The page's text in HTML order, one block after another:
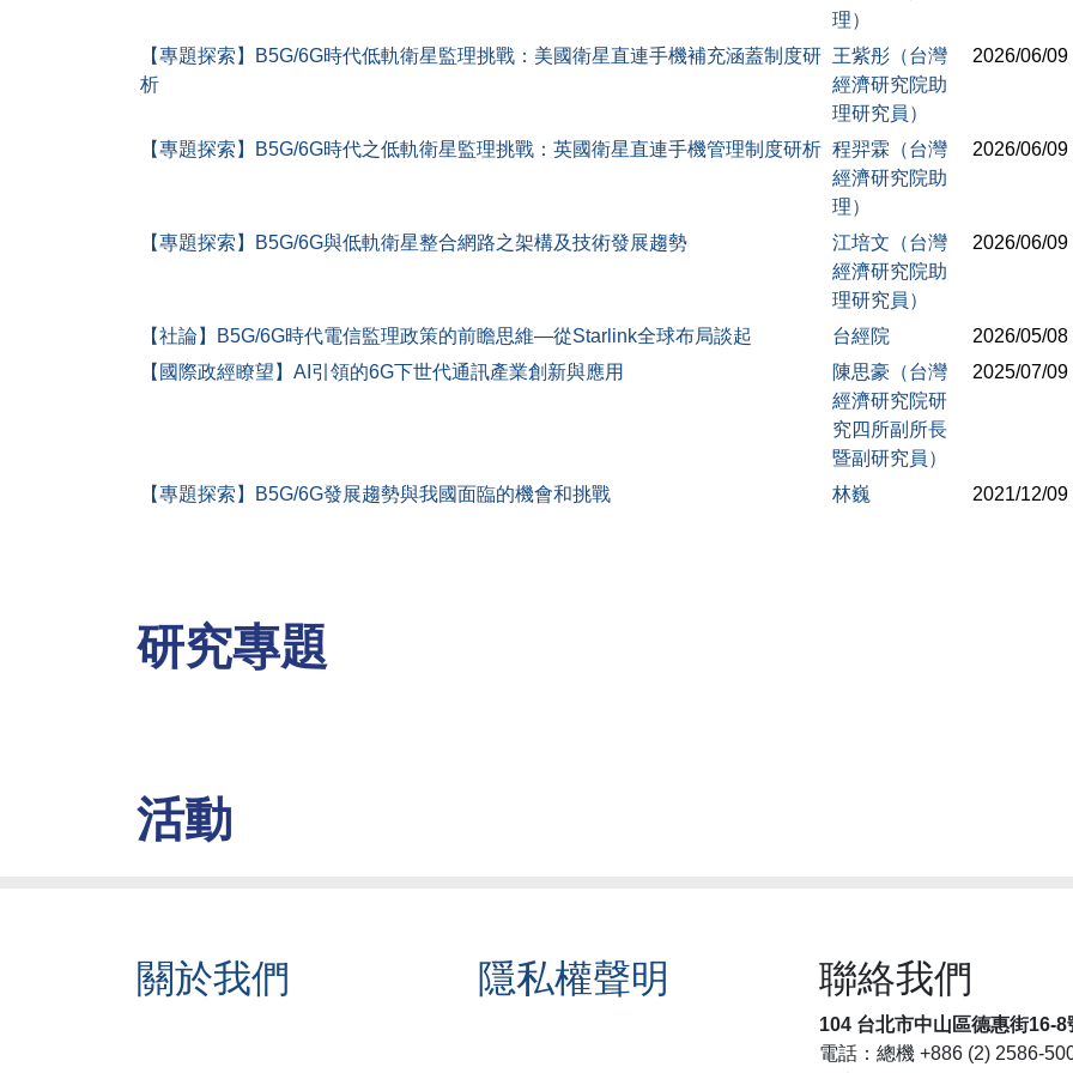
理）
【專題探索】B5G/6G時代低軌衛星監理挑戰：美國衛星直連手機補充涵蓋制度研
析
王紫彤（台灣
經濟研究院助
理研究員）
2026/06/09
【專題探索】B5G/6G時代之低軌衛星監理挑戰：英國衛星直連手機管理制度研析 程羿霖（台灣
經濟研究院助
理）
2026/06/09
【專題探索】B5G/6G與低軌衛星整合網路之架構及技術發展趨勢
江培文（台灣
經濟研究院助
理研究員）
2026/06/09
【社論】B5G/6G時代電信監理政策的前瞻思維―從Starlink全球布局談起 台經院
2026/05/08
【國際政經瞭望】AI引領的6G下世代通訊產業創新與應用
陳思豪（台灣
經濟研究院研
究四所副所長
暨副研究員）
2025/07/09
【專題探索】B5G/6G發展趨勢與我國面臨的機會和挑戰 林巍 2021/12/09
研究專題
活動
關於我們 隱私權聲明 聯絡我們
104 台北市中山區德惠街16-8
電話：總機 +886 (2) 2586-